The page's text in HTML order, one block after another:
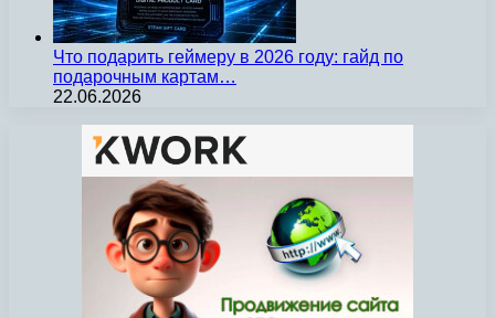
Что подарить геймеру в 2026 году: гайд по
подарочным картам…
22.06.2026